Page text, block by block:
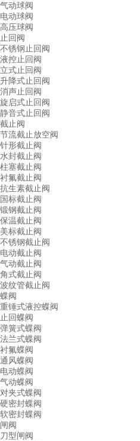
气动球阀
电动球阀
高压球阀
止回阀
不锈钢止回阀
液控止回阀
立式止回阀
升降式止回阀
消声止回阀
旋启式止回阀
静音式止回阀
截止阀
节流截止放空阀
针形截止阀
水封截止阀
柱塞截止阀
衬氟截止阀
抗生素截止阀
国标截止阀
锻钢截止阀
保温截止阀
美标截止阀
不锈钢截止阀
电动截止阀
气动截止阀
角式截止阀
波纹管截止阀
蝶阀
重锤式液控蝶阀
止回蝶阀
弹簧式蝶阀
法兰式蝶阀
衬氟蝶阀
通风蝶阀
电动蝶阀
气动蝶阀
对夹式蝶阀
硬密封蝶阀
软密封蝶阀
闸阀
刀型闸阀